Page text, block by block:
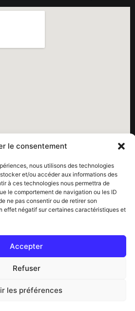
le consentement
nous utilisons des technologies
et/ou accéder aux informations des
à ces technologies nous permettra de
le comportement de navigation ou les ID
ne pas consentir ou de retirer son
effet négatif sur certaines caractéristiques et
Accepter
Refuser
les préférences
: Consultez notre agenda
de Haïti :